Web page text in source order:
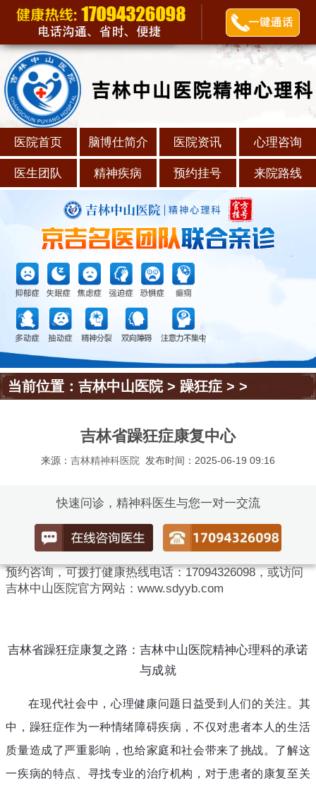
医院首页 脑博仕简介 医院资讯 心理咨询
医生团队 精神疾病 预约挂号 来院路线
当前位置：吉林中山医院> 躁狂症 > >
吉林省躁狂症康复中心
来源： 吉林精神科医院 发布时间：2025-06-19 09:16
快速问诊，精神科医生与您一对一交流
预约咨询，可拨打健康热线电话：17094326098，或访问
吉林中山医院官方网站：www.sdyyb.com
吉林省躁狂症康复之路：吉林中山医院精神心理科的承诺
与成就
在现代社会中，心理健康问题日益受到人们的关注。其
中，躁狂症作为一种情绪障碍疾病，不仅对患者本人的生活
质量造成了严重影响，也给家庭和社会带来了挑战。了解这
一疾病的特点、寻找专业的治疗机构，对于患者的康复至关